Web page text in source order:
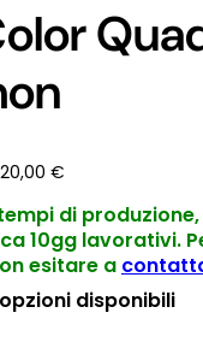
€
di
10gg lavorativi.
esitare a
disponibili